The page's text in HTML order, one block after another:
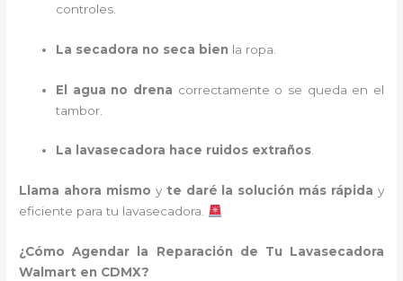
controles.
La secadora no seca bien la ropa.
El agua no drena correctamente o se queda en el
tambor.
La lavasecadora hace ruidos extraños.
Llama ahora mismo y te daré la solución más rápida y
eficiente para tu lavasecadora.
¿Cómo Agendar la Reparación de Tu Lavasecadora
Walmart en CDMX?